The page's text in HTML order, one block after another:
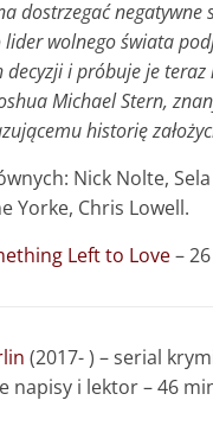
dostrzegać negatywne
lider wolnego świata
i próbuje je teraz
Michael Stern,
historię
Nick Nolte,
Yorke, Chris Lowell.
Left to Love–
(2017- ) – serial
napisy i lektor – 46